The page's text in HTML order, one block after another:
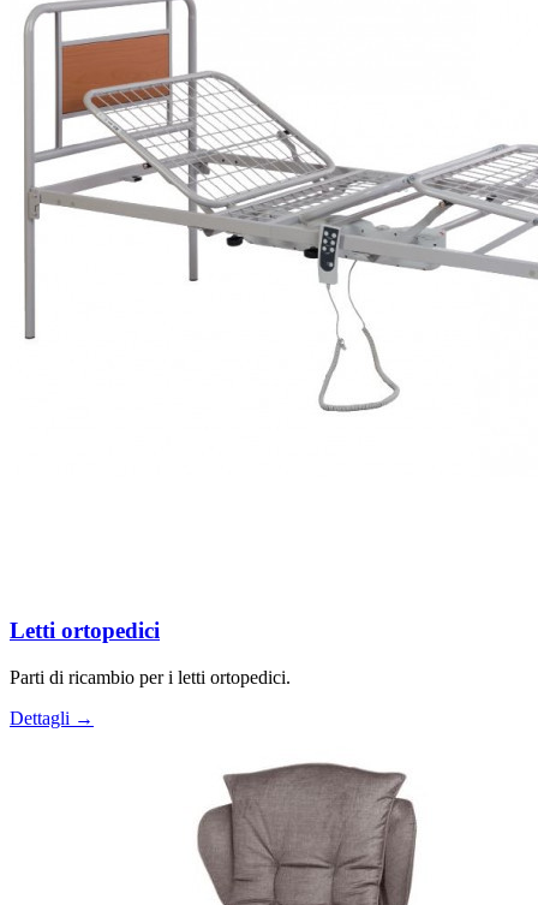
Letti ortopedici
Parti di ricambio per i letti ortopedici.
Dettagli →